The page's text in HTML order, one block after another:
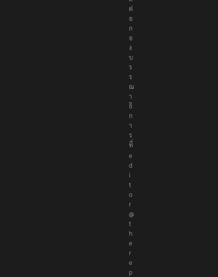
ต่
อ
ก
อ
ง
บ
ร
ร
ณ
า
ธิ
ก
า
ร
ที่
e
d
i
t
o
r
@
t
h
e
r
e
p